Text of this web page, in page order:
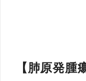
【肺原発